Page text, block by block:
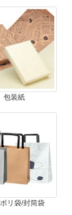
包装紙
リ袋/封筒袋